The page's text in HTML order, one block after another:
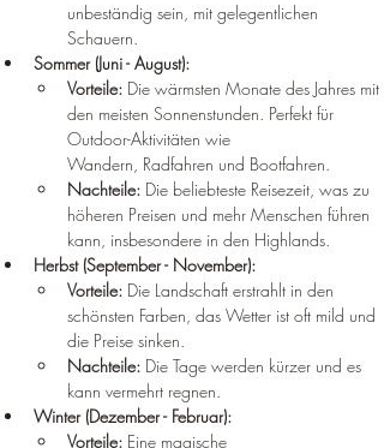
unbeständig sein, mit gelegentlichen
Schauern.
Sommer (Juni - August):
Vorteile: Die wärmsten Monate des Jahres mit
den meisten Sonnenstunden. Perfekt für
Outdoor-Aktivitäten wie
Wandern, Radfahren und Bootfahren.
Nachteile: Die beliebteste Reisezeit, was zu
höheren Preisen und mehr Menschen führen
kann, insbesondere in den Highlands.
Herbst (September - November):
Vorteile: Die Landschaft erstrahlt in den
schönsten Farben, das Wetter ist oft mild und
die Preise sinken.
Nachteile: Die Tage werden kürzer und es
kann vermehrt regnen.
Winter (Dezember - Februar):
Vorteile: Eine magische